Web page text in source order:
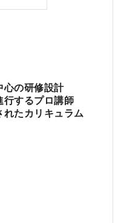
心の研修設計
行するプロ講師
れたカリキュラム